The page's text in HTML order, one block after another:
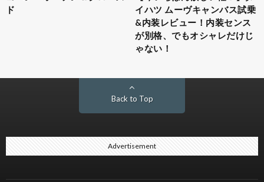
ド
イハツ ムーヴキャンバス試乗
&内装レビュー！内装センス
が別格、でもオシャレだけじ
ゃない！
Back to Top
Advertisement